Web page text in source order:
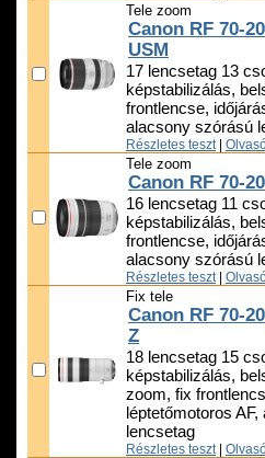
Tele zoom
Canon RF 70-
USM
17 lencsetag 13
képstabilizálás,
frontlencse,
alacsony szórású
Részletes teszt
Tele zoom
Canon RF 70-
16 lencsetag 11
képstabilizálás,
frontlencse,
alacsony szórású
Részletes teszt
Fix tele
Canon RF 70-
Z
18 lencsetag 15
képstabilizálás,
zoom, fix
léptetőmotoros
lencsetag
Részletes teszt